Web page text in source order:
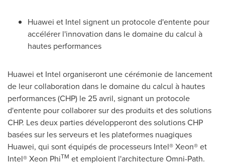
Huawei et Intel signent un protocole d'entente pour
accélérer l'innovation dans le domaine du calcul à
hautes performances
Huawei et Intel organiseront une cérémonie de lancement
de leur collaboration dans le domaine du calcul à hautes
performances (CHP) le 25 avril, signant un protocole
d'entente pour collaborer sur des produits et des solutions
CHP. Les deux parties développeront des solutions CHP
basées sur les serveurs et les plateformes nuagiques
Huawei, qui sont équipés de processeurs Intel® Xeon® et
Intel® Xeon PhiTM et emploient l'architecture Omni-Path.